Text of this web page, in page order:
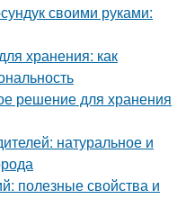
своими руками:
хранения: как
решение для хранения
натуральное и
полезные свойства и